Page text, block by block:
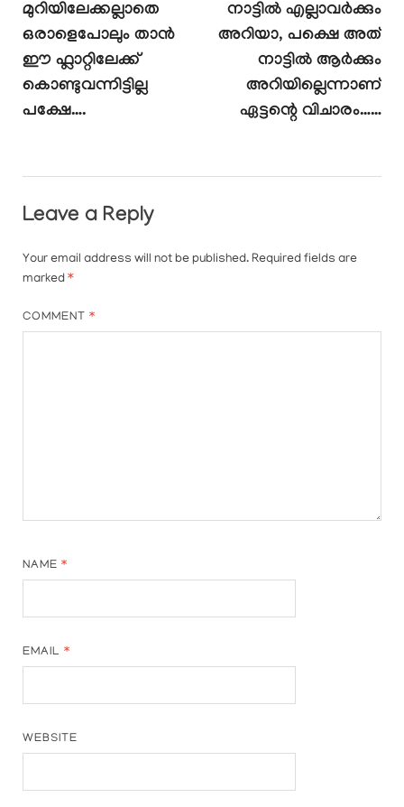
മുറിയിലേക്കല്ലാതെ
ഒരാളെപോലും താൻ
ഈ ഫ്ലാറ്റിലേക്ക്
കൊണ്ടുവന്നിട്ടില്ല
പക്ഷേ….
നാട്ടിൽ എല്ലാവർക്കും
അറിയാ, പക്ഷെ അത്
നാട്ടിൽ ആർക്കും
അറിയില്ലെന്നാണ്
ഏട്ടന്റെ വിചാരം……
Leave a Reply
Your email address will not be published. Required fields are
marked *
COMMENT*
NAME*
EMAIL*
WEBSITE